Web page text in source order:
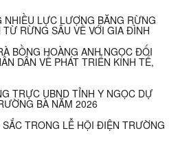
LỰC LƯỢNG BĂNG RỪNG
RỪNG SÂU VỀ VỚI GIA ĐÌNH
BỒNG HOÀNG ANH NGỌC ĐỐI
DÂN VỀ PHÁT TRIỂN KINH TẾ,
TRỰC UBND TỈNH Y NGỌC DỰ
BÀ NĂM 2026
TRONG LỄ HỘI ĐIỆN TRƯỜNG